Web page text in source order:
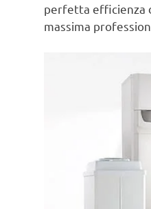
perfetta efficienza
massima